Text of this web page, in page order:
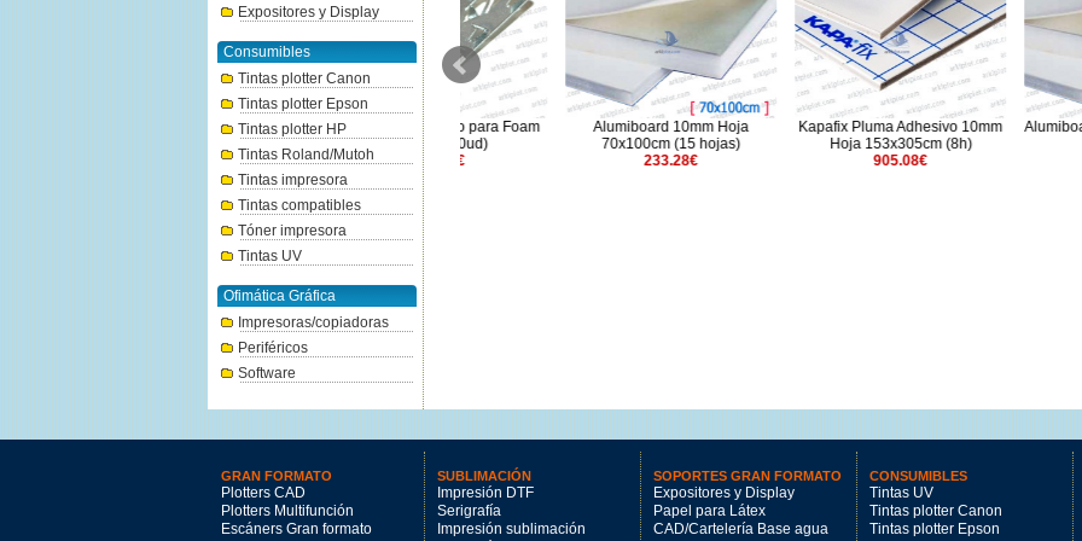
Expositores y Display
Consumibles
Tintas plotter Canon
Tintas plotter Epson
Tintas plotter HP
Tintas Roland/Mutoh
Tintas impresora
Tintas compatibles
Tóner impresora
Tintas UV
Ofimática Gráfica
Impresoras/copiadoras
Periféricos
Software
Colgador metálico para Foam
(bolsa 200ud)
30.95€
Alumiboard 10mm Hoja
70x100cm (15 hojas)
Kapafix Pluma Adhesivo 10mm
Hoja 153x305cm (8h)
Alumiboard 5mm Hoja
GRAN FORMATO
Plotters CAD
Plotters Multifunción
Escáners Gran formato
SUBLIMACIÓN
Impresión DTF
Serigrafía
Impresión sublimación
SOPORTES GRAN FORMATO
Expositores y Display
Papel para Látex
CAD/Cartelería Base agua
CONSUMIBLES
Tintas UV
Tintas plotter Canon
Tintas plotter Epson